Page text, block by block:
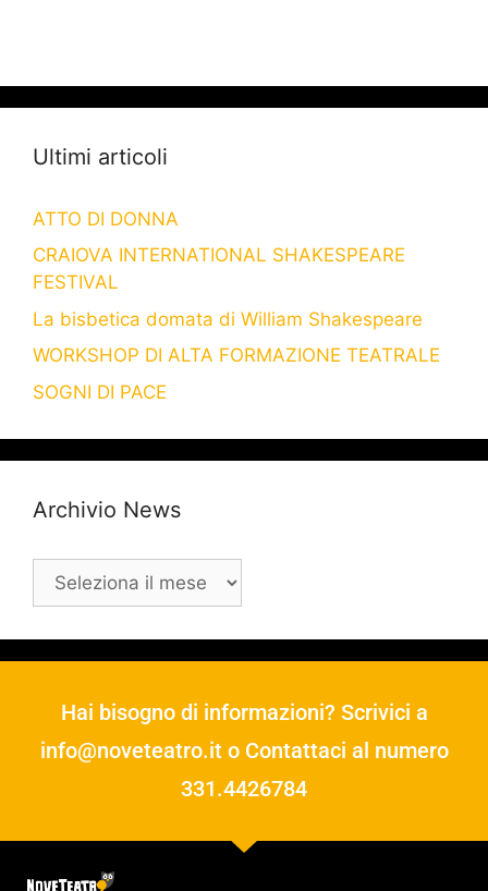
Ultimi articoli
ATTO DI DONNA
CRAIOVA INTERNATIONAL SHAKESPEARE
FESTIVAL
La bisbetica domata di William Shakespeare
WORKSHOP DI ALTA FORMAZIONE TEATRALE
SOGNI DI PACE
Archivio News
Hai bisogno di informazioni? Scrivici a
info@noveteatro.ito Contattaci al numero
331.4426784